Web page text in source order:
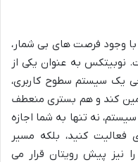
با وجود فرصت های بی شمار،
نوبیتکس به عنوان یکی از
یک سیستم سطوح کاربری،
کند و هم بستری منعطف
سیستم، نه تنها به شما اجازه
فعالیت کنید، بلکه مسیر
نیز پیش رویتان قرار می